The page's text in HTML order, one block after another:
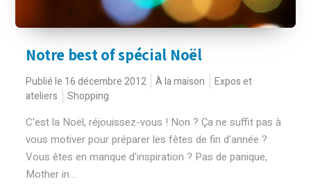
Notre best of spécial Noël
Publié le 16 décembre 2012 À la maison
Expos et
ateliers
Shopping
C'est la Noël, réjouissez-vous ! Non ? Ça ne suffit pas à
vous motiver pour préparer les fêtes de fin d'année ?
Vous êtes en manque d'inspiration ? Pas de panique,
Mother in...